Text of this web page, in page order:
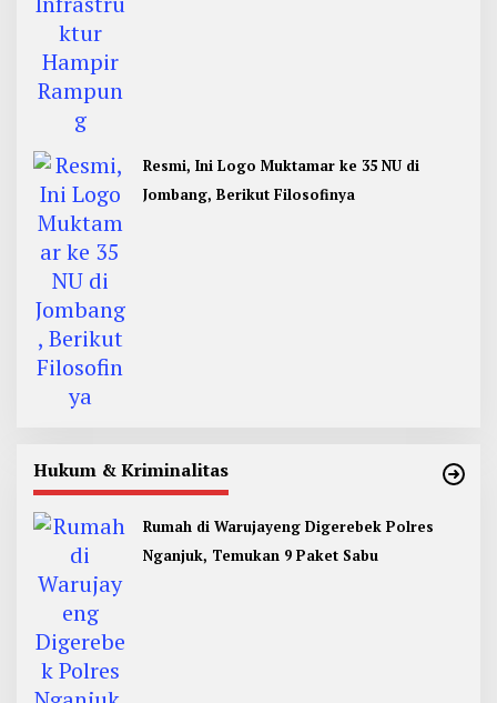
Resmi, Ini Logo Muktamar ke 35 NU di
Jombang, Berikut Filosofinya
Hukum & Kriminalitas
Rumah di Warujayeng Digerebek Polres
Nganjuk, Temukan 9 Paket Sabu